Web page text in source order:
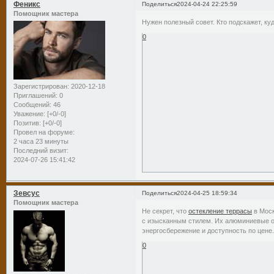
Поделиться2024-04-24 22:25:59
Феникс
Помощник мастера
Зарегистрирован: 2020-12-18
Приглашений: 0
Сообщений: 46
Уважение: [+0/-0]
Позитив: [+0/-0]
Провел на форуме:
2 часа 23 минуты
Последний визит:
2024-07-26 15:41:42
Нужен полезный совет. Кто подскажет,
0
Поделиться2024-04-25 18:59:34
Зевсус
Помощник мастера
Не секрет, чтоостекление террасы в
с изысканным стилем. Их алюминиевые
энергосбережение и доступность по цене.
0